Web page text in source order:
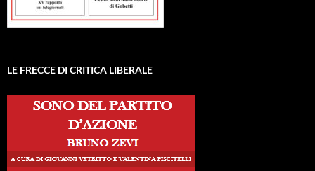
LE FRECCE DI CRITICA LIBERALE